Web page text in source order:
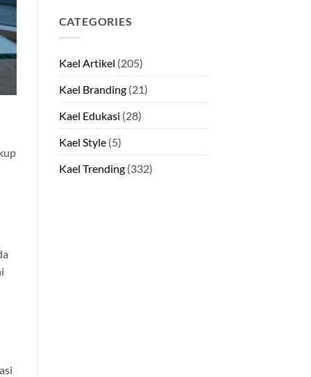
CATEGORIES
Kael Artikel (205)
Kael Branding(21)
Kael Edukasi (28)
Kael Style(5)
Kael Trending(332)